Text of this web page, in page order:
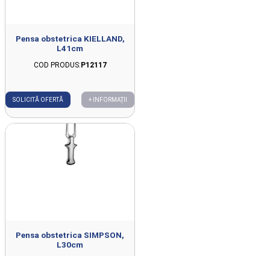
Pensa obstetrica KIELLAND,
L41cm
COD PRODUS: P12117
SOLICITĂ OFERTĂ + INFORMAȚII
Pensa obstetrica SIMPSON,
L30cm